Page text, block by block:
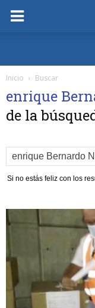
Inicio Buscar
enrique
de la
Si no estás feliz con los